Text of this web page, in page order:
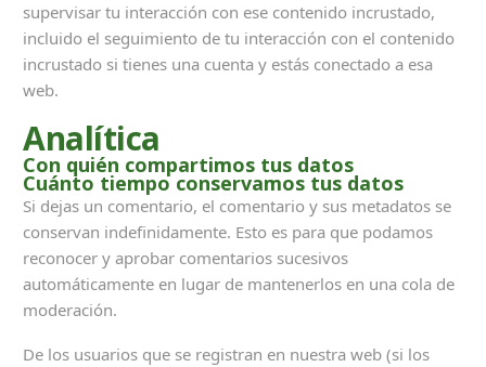
supervisar tu interacción con ese contenido incrustado,
incluido el seguimiento de tu interacción con el contenido
incrustado si tienes una cuenta y estás conectado a esa
web.
Analítica
Con quién compartimos tus datos
Cuánto tiempo conservamos tus datos
Si dejas un comentario, el comentario y sus metadatos se
conservan indefinidamente. Esto es para que podamos
reconocer y aprobar comentarios sucesivos
automáticamente en lugar de mantenerlos en una cola de
moderación.
De los usuarios que se registran en nuestra web (si los